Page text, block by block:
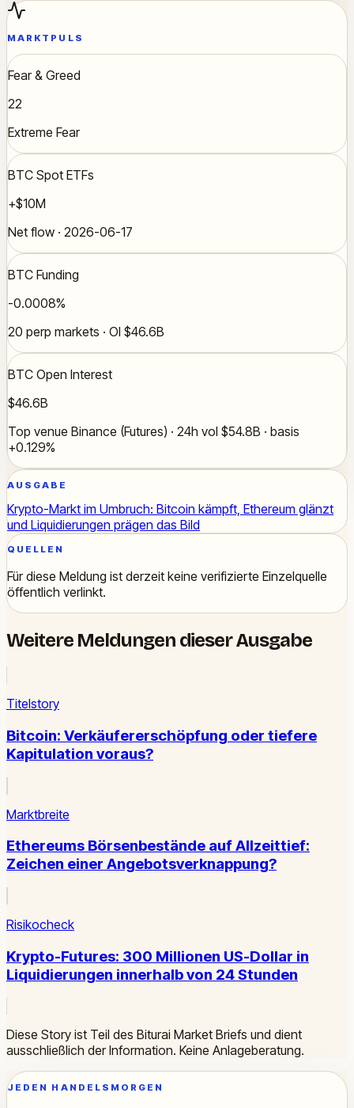
MARKTPULS
Fear & Greed
22
Extreme Fear
BTC Spot ETFs
+$10M
Net flow · 2026-06-17
BTC Funding
-0.0008%
20 perp markets · OI $46.6B
BTC Open Interest
$46.6B
Top venue Binance (Futures) · 24h vol $54.8B · basis
+0.129%
AUSGABE
Krypto-Markt im Umbruch: Bitcoin kämpft, Ethereum glänzt
und Liquidierungen prägen das Bild
QUELLEN
Für diese Meldung ist derzeit keine verifizierte Einzelquelle
öffentlich verlinkt.
Weitere Meldungen dieser Ausgabe
Titelstory
Bitcoin: Verkäufererschöpfung oder tiefere
Kapitulation voraus?
Marktbreite
Ethereums Börsenbestände auf Allzeittief:
Zeichen einer Angebotsverknappung?
Risikocheck
Krypto-Futures: 300 Millionen US-Dollar in
Liquidierungen innerhalb von 24 Stunden
Diese Story ist Teil des Biturai Market Briefs und dient
ausschließlich der Information. Keine Anlageberatung.
JEDEN HANDELSMORGEN